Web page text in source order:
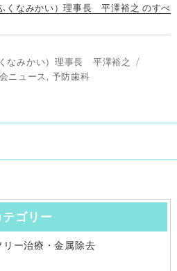
くなみかい）理事長 平澤裕之 のすべ
なみかい）理事長 平澤裕之
ニュース , 予防歯科
テゴリー
リー治療・金属除去